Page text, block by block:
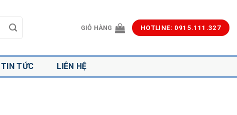
GIỎ HÀNG HOTLINE: 0915.111.327
TIN TỨC LIÊN HỆ